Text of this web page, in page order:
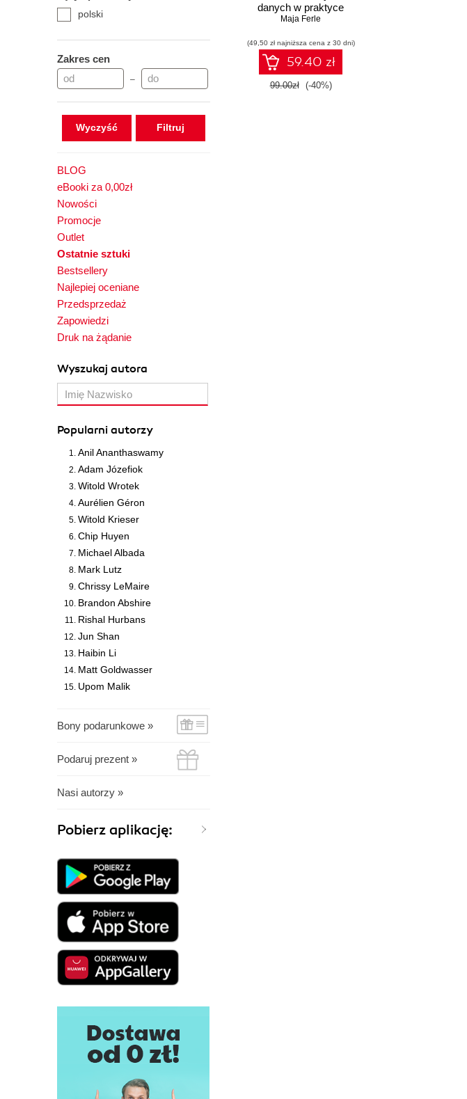
polski
Zakres cen
–
Wyczyść
BLOG
eBooki za 0,00zł
Nowości
Promocje
Outlet
Ostatnie sztuki
Bestsellery
Najlepiej oceniane
Przedsprzedaż
Zapowiedzi
Druk na żądanie
Wyszukaj autora
Popularni autorzy
Anil Ananthaswamy
Adam Józefiok
Witold Wrotek
Aurélien Géron
Witold Krieser
Chip Huyen
Michael Albada
Mark Lutz
Chrissy LeMaire
Brandon Abshire
Rishal Hurbans
Jun Shan
Haibin Li
Matt Goldwasser
Upom Malik
Bony podarunkowe »
Podaruj prezent »
Nasi autorzy »
Pobierz aplikację:
danych w praktyce
Maja Ferle
(49,50 zł najniższa cena z 30 dni)
59.40 zł
99.00zł (-40%)